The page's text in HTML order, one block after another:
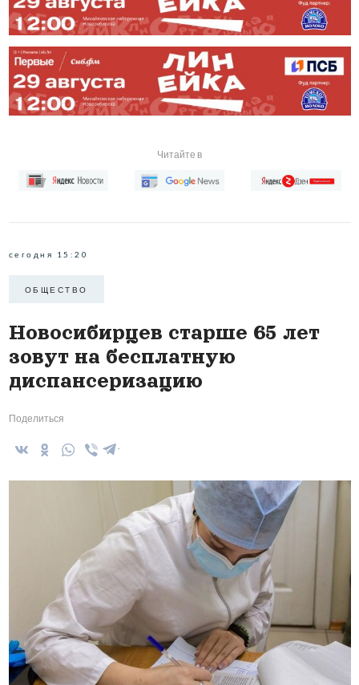
Читайте в
сегодня 15:20
ОБЩЕСТВО
Новосибирцев старше 65 лет
зовут на бесплатную
диспансеризацию
Поделиться